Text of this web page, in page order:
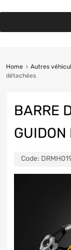
Home Autres
détachées
BARRE
GUIDON
Code: